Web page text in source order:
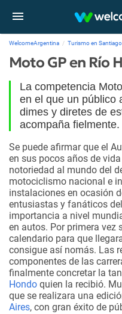
WelcomeArgentina Turismo en
Moto GP en Río
La competencia
en el que un público
dimes y diretes de
acompaña fielmente.
Se puede afirmar que el
en sus pocos años de
notoriedad al mundo del
motociclismo nacional e
instalaciones en ocasión
entusiastas y fanáticos
importancia a nivel
en autos. Por primera vez
calendario para que
consigue así nomás. Las
componentes de las
finalmente concretar la
Hondo quien la recibió.
que se realizara una
Aires, con gran éxito de